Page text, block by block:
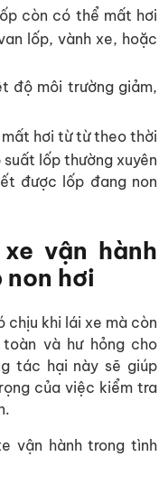
còn có thể mất hơi
lốp, vành xe, hoặc
độ môi trường giảm,
hơi từ từ theo thời
lốp thường xuyên
được lốp đang non
vận hành
hơi
chịu khi lái xe mà còn
và hư hỏng cho
tác hại này sẽ giúp
của việc kiểm tra
vận hành trong tình